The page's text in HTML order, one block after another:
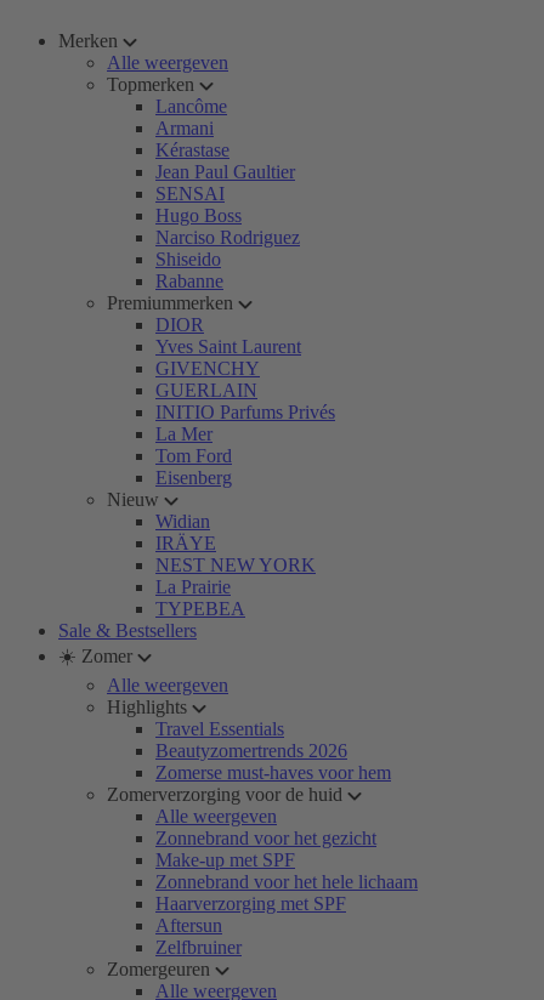
Merken
Alle weergeven
Topmerken
Lancôme
Armani
Kérastase
Jean Paul Gaultier
SENSAI
Hugo Boss
Narciso Rodriguez
Shiseido
Rabanne
Premiummerken
DIOR
Yves Saint Laurent
GIVENCHY
GUERLAIN
INITIO Parfums Privés
La Mer
Tom Ford
Eisenberg
Nieuw
Widian
IRÄYE
NEST NEW YORK
La Prairie
TYPEBEA
Sale & Bestsellers
☀️ Zomer
Alle weergeven
Highlights
Travel Essentials
Beautyzomertrends 2026
Zomerse must-haves voor hem
Zomerverzorging voor de huid
Alle weergeven
Zonnebrand voor het gezicht
Make-up met SPF
Zonnebrand voor het hele lichaam
Haarverzorging met SPF
Aftersun
Zelfbruiner
Zomergeuren
Alle weergeven